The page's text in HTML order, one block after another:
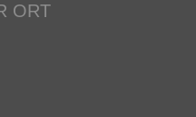
ORT